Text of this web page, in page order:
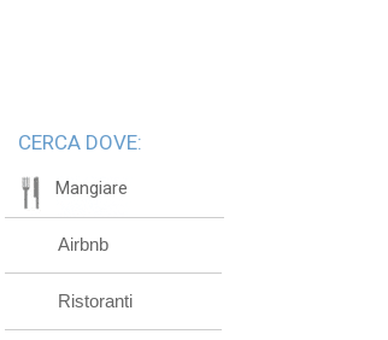
CERCA DOVE:
Mangiare
Airbnb
Ristoranti